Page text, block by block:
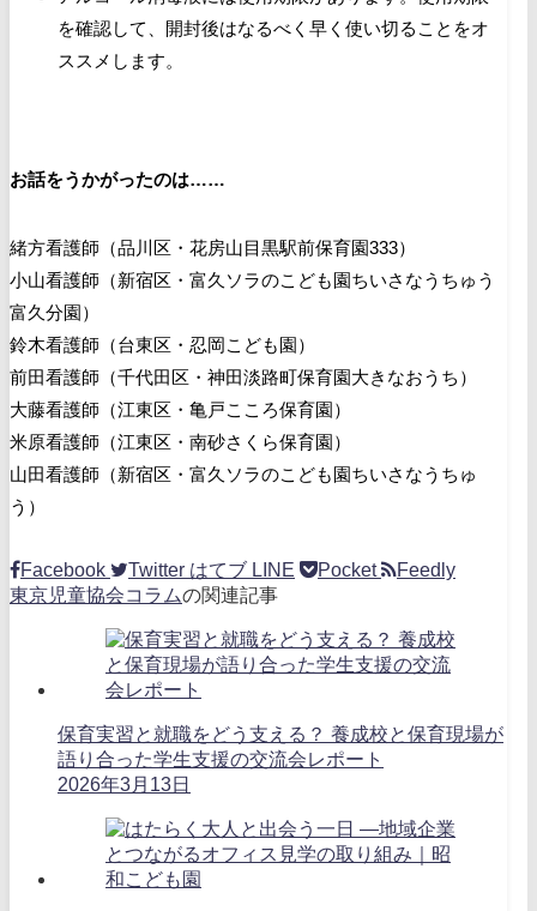
を確認して、開封後はなるべく早く使い切ることをオ
ススメします。
お話をうかがったのは……
緒方看護師（品川区・花房山目黒駅前保育園333）
小山看護師（新宿区・富久ソラのこども園ちいさなうちゅう
富久分園）
鈴木看護師（台東区・忍岡こども園）
前田看護師（千代田区・神田淡路町保育園大きなおうち）
大藤看護師（江東区・亀戸こころ保育園）
米原看護師（江東区・南砂さくら保育園）
山田看護師（新宿区・富久ソラのこども園ちいさなうちゅ
う）
Facebook Twitter はてブ LINE Pocket
Feedly
東京児童協会コラムの関連記事
保育実習と就職をどう支える？ 養成校と保育現場が
語り合った学生支援の交流会レポート
2026年3月13日